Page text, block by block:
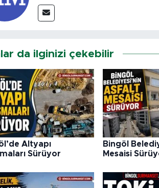
da ilginizi çekebilir
Altyapı
Sürüyor
Bingöl
Mesaisi